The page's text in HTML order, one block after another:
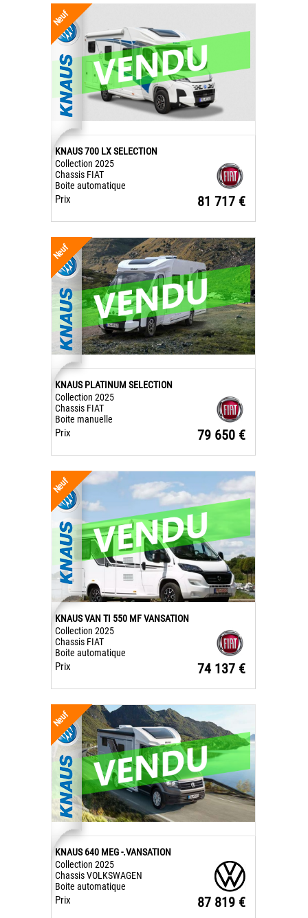
Neuf
KNAUS 700 LX SELECTION
Collection 2025
Chassis FIAT
Boite automatique
Prix 81 717 €
Neuf
KNAUS PLATINUM SELECTION
Collection 2025
Chassis FIAT
Boite manuelle
Prix 79 650 €
Neuf
KNAUS VAN TI 550 MF VANSATION
Collection 2025
Chassis FIAT
Boite automatique
Prix 74 137 €
Neuf
KNAUS 640 MEG -.VANSATION
Collection 2025
Chassis VOLKSWAGEN
Boite automatique
Prix 87 819 €